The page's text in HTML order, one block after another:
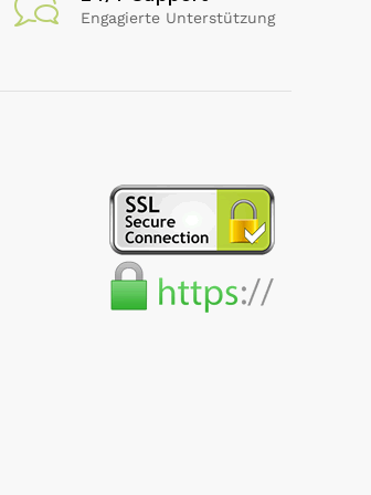
Engagierte Unterstützung